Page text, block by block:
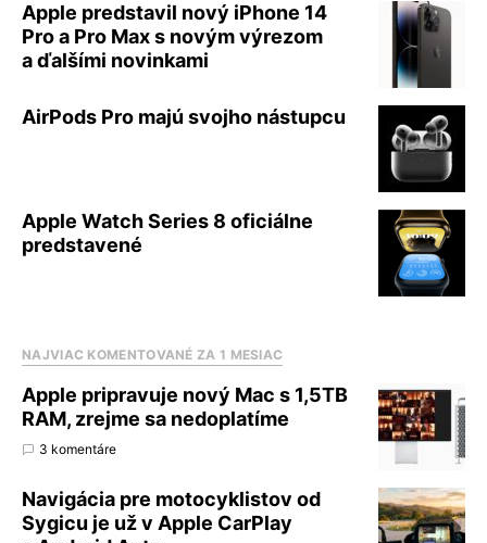
Apple predstavil nový iPhone 14
Pro a Pro Max s novým výrezom
a ďalšími novinkami
AirPods Pro majú svojho nástupcu
Apple Watch Series 8 oficiálne
predstavené
NAJVIAC KOMENTOVANÉ ZA 1 MESIAC
Apple pripravuje nový Mac s 1,5TB
RAM, zrejme sa nedoplatíme
3 komentáre
Navigácia pre motocyklistov od
Sygicu je už v Apple CarPlay